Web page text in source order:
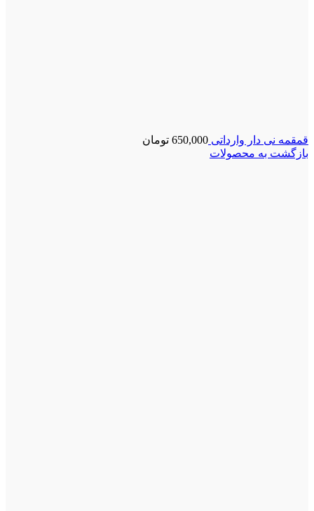
قمقمه نی دار وارداتی 650,000 تومان
بازگشت به محصولات